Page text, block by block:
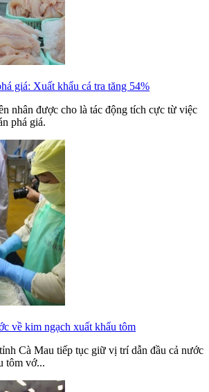
giá: Xuất khẩu cá tra tăng 54%
nhân được cho là tác động tích cực từ việc
phá giá.
về kim ngạch xuất khẩu tôm
Cà Mau tiếp tục giữ vị trí dẫn đầu cả nước
tôm vớ...